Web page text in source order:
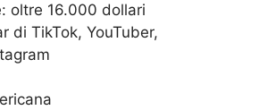
oltre 16.000 dollari
di TikTok, YouTuber,